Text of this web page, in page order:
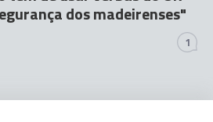
dos madeirenses"
1